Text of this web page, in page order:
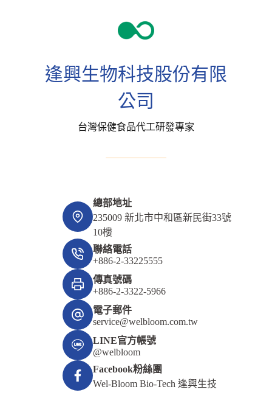
逢興生物科技股份有限
公司
台灣保健食品代工研發專家
總部地址
235009 新北市中和區新民街33號
10樓
聯絡電話
+886-2-33225555
傳真號碼
+886-2-3322-5966
電子郵件
service@welbloom.com.tw
LINE官方帳號
@welbloom
Facebook粉絲團
Wel-Bloom Bio-Tech 逢興生技